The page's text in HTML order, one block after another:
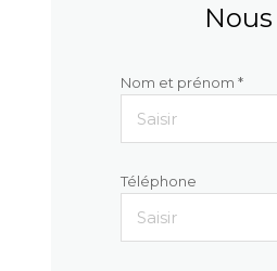
Nom et prénom *
Téléphone